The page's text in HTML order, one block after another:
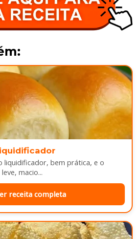
liquidificador, bem prática, e o
macio...
receita completa